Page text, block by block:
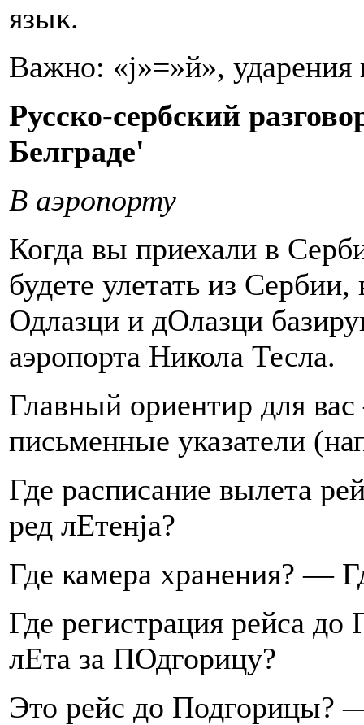
язык.
Важно: «j»=»й»,
Русско-сербский
Белграде'
В аэропорту
Когда вы приехали в
будете улетать из
Одлазци и дОлазци
аэропорта Никола Тесла.
Главный ориентир для
письменные указатели
Где расписание вылета
ред лЕтенjа?
Где камера хранения? —
Где регистрация рейса
лЕта за ПОдгорицу?
Это рейс до Подгорицы?